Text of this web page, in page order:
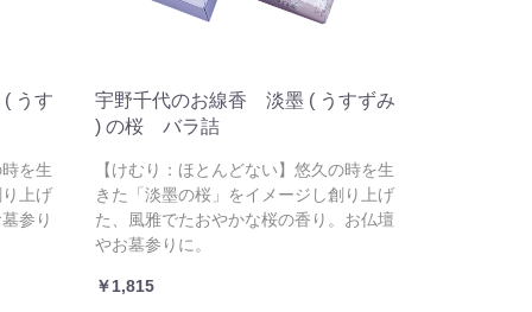
うす
を生
上げ
参り
宇野千代のお線香 淡墨 ( うすずみ
) の桜 バラ詰
【けむり：ほとんどない】悠久の時を生
きた「淡墨の桜」をイメージし創り上げ
た、風雅でたおやかな桜の香り。お仏壇
やお墓参りに。
￥1,815